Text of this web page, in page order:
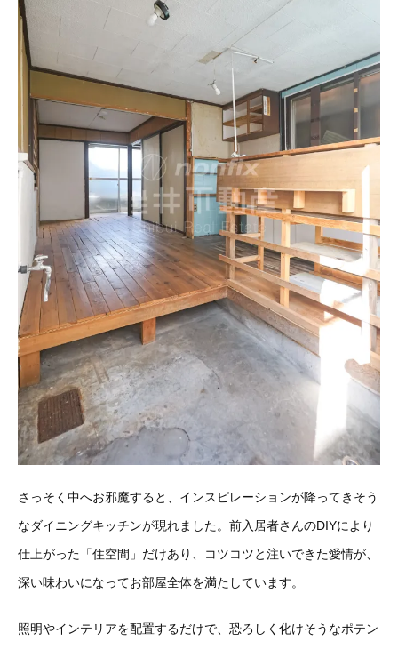
さっそく中へお邪魔すると、インスピレーションが降ってきそう
なダイニングキッチンが現れました。前入居者さんのDIYにより
仕上がった「住空間」だけあり、コツコツと注いできた愛情が、
深い味わいになってお部屋全体を満たしています。
照明やインテリアを配置するだけで、恐ろしく化けそうなポテン